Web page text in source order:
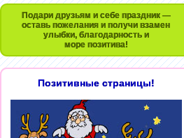
Подари друзьям и себе праздник —
оставь пожелания и получи взамен
улыбки, благодарность и
море позитива!
Позитивные страницы!